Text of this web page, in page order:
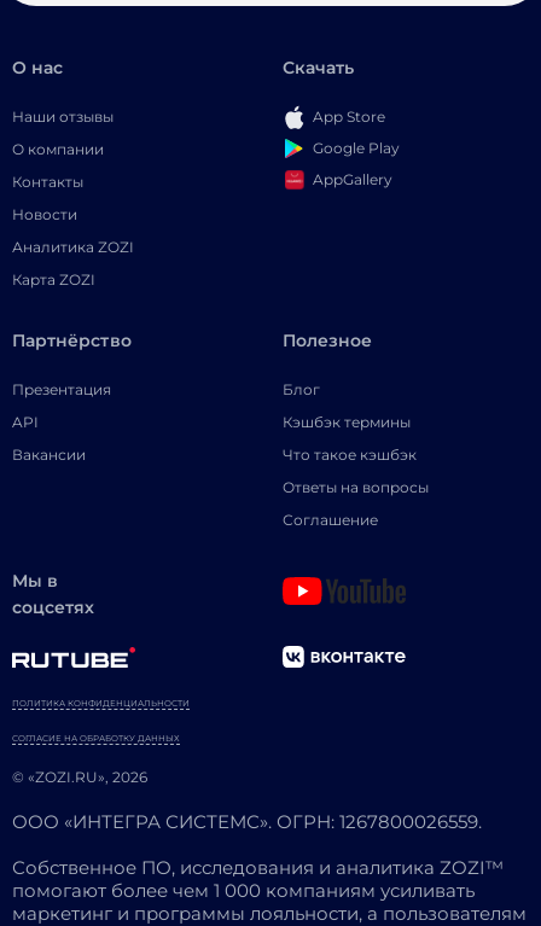
О нас
Наши отзывы
О компании
Контакты
Новости
Аналитика ZOZI
Карта ZOZI
Скачать
App Store
Google Play
AppGallery
Партнёрство
Презентация
API
Вакансии
Полезное
Блог
Кэшбэк термины
Что такое кэшбэк
Ответы на вопросы
Соглашение
Мы в
соцсетях
© «ZOZI.RU», 2026
ПОЛИТИКА КОНФИДЕНЦИАЛЬНОСТИ
СОГЛАСИЕ НА ОБРАБОТКУ ДАННЫХ
ООО «ИНТЕГРА СИСТЕМС». ОГРН: 1267800026559.
Собственное ПО, исследования и аналитика ZOZI™
помогают более чем 1 000 компаниям усиливать
маркетинг и программы лояльности, а пользователям